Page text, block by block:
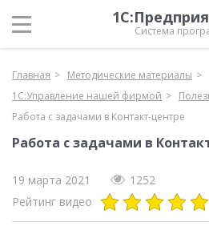
Система
Главная
Методические материалы
1С:Управление нашей фирмой
Работа с задачами в Контакт-центре
Работа с задачами в
19 марта 2021
1252
Рейтинг видео